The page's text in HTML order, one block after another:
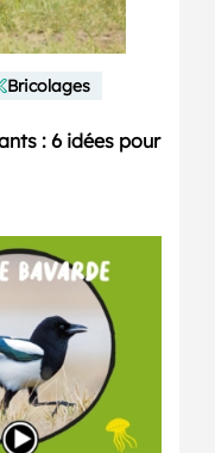
Bricolages
: 6 idées pour